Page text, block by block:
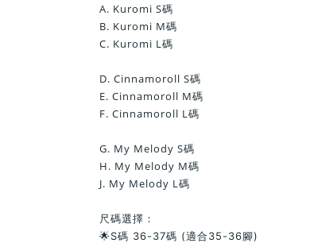
A. Kuromi S碼
B. Kuromi M碼
C. Kuromi L碼
D. Cinnamoroll S碼
E. Cinnamoroll M碼
F. Cinnamoroll L碼
G. My Melody S碼
H. My Melody M碼
J. My Melody L碼
尺碼選擇：
🌟S碼 36-37碼 (適合35-36腳)